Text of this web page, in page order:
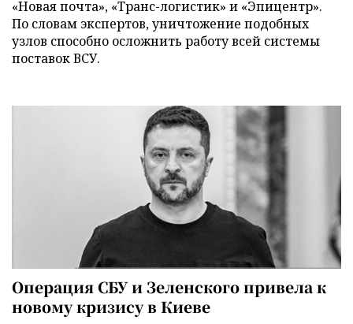
«Новая почта», «Транс-логистик» и «Эпицентр».
По словам экспертов, уничтожение подобных
узлов способно осложнить работу всей системы
поставок ВСУ.
Операция СБУ и Зеленского привела к
новому кризису в Киеве